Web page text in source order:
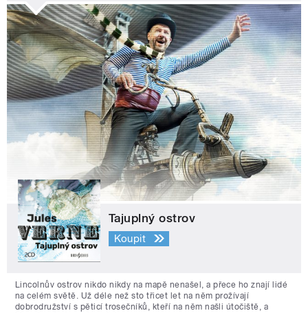
Tajuplný ostrov
Koupit
Lincolnův ostrov nikdo nikdy na mapě nenašel, a přece ho znají lidé
na celém světě. Už déle než sto třicet let na něm prožívají
dobrodružství s pěticí trosečníků, kteří na něm našli útočiště, a